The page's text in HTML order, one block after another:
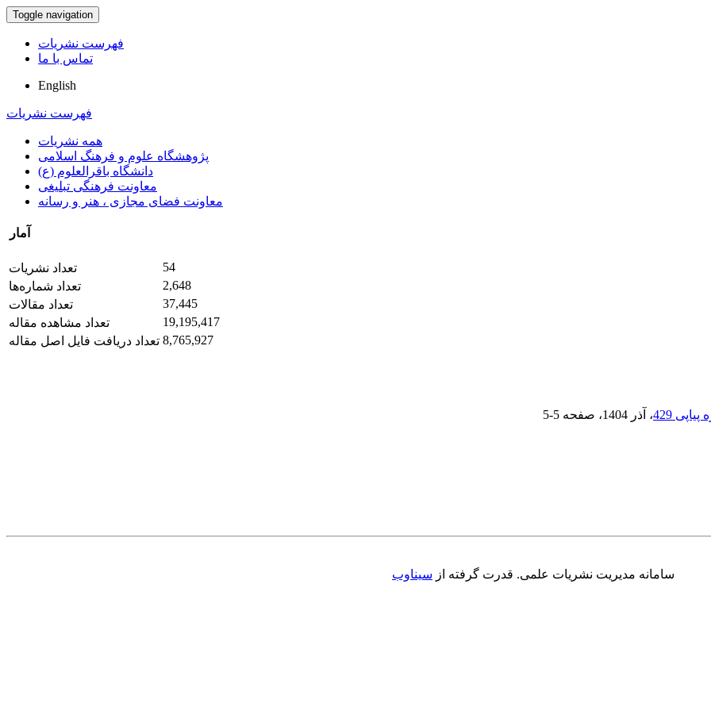
Toggle navigation
فهرست نشریات
تماس با ما
English
فهرست نشریات
همه نشریات
پژوهشگاه علوم و فرهنگ اسلامی
دانشگاه باقرالعلوم (ع)
معاونت فرهنگی تبلیغی
معاونت فضای مجازی ، هنر و رسانه
آمار
تعداد نشریات
54
تعداد شماره‌ها
2,648
تعداد مقالات
37,445
تعداد مشاهده مقاله
19,195,417
تعداد دریافت فایل اصل مقاله 8,765,927
، آذر 1404 ، صفحه 5-5
سامانه مدیریت نشریات علمی. قدرت گرفته از سیناوب